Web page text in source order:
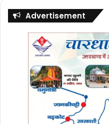
Advertisement